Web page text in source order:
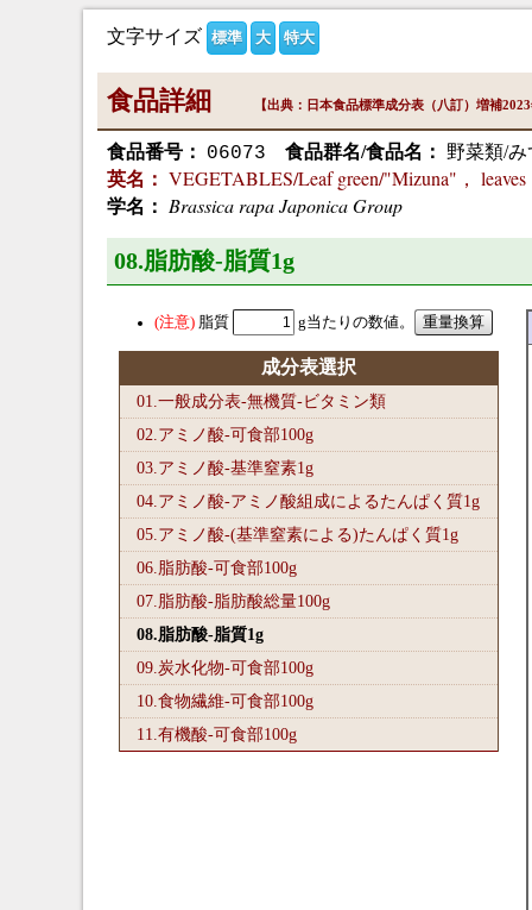
文字サイズ 標準 大 特大
食品詳細 【出典：日本食品標準成分表（八訂）増補
食品番号： 06073 食品群名/食品名：
野菜類/
英名： VEGETABLES/Leaf green/"Mizuna"， leaves
学名： Brassica rapa Japonica Group
08.脂肪酸-脂質1g
脂質 g当たりの数値。
成分表選択
01.一般成分表-無機質-ビタミン類
02.アミノ酸-可食部100g
03.アミノ酸-基準窒素1g
04.アミノ酸-アミノ酸組成によるたんぱく質1g
05.アミノ酸-(基準窒素による)たんぱく質1g
06.脂肪酸-可食部100g
07.脂肪酸-脂肪酸総量100g
08.脂肪酸-脂質1g
09.炭水化物-可食部100g
10.食物繊維-可食部100g
11.有機酸-可食部100g